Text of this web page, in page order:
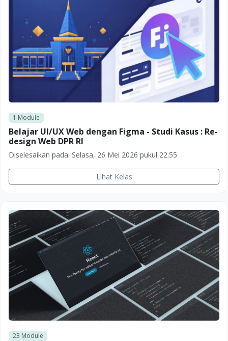
1 Module
Belajar UI/UX Web dengan Figma - Studi Kasus : Re-
design Web DPR RI
Diselesaikan pada: Selasa, 26 Mei 2026 pukul 22.55
Lihat Kelas
23 Module